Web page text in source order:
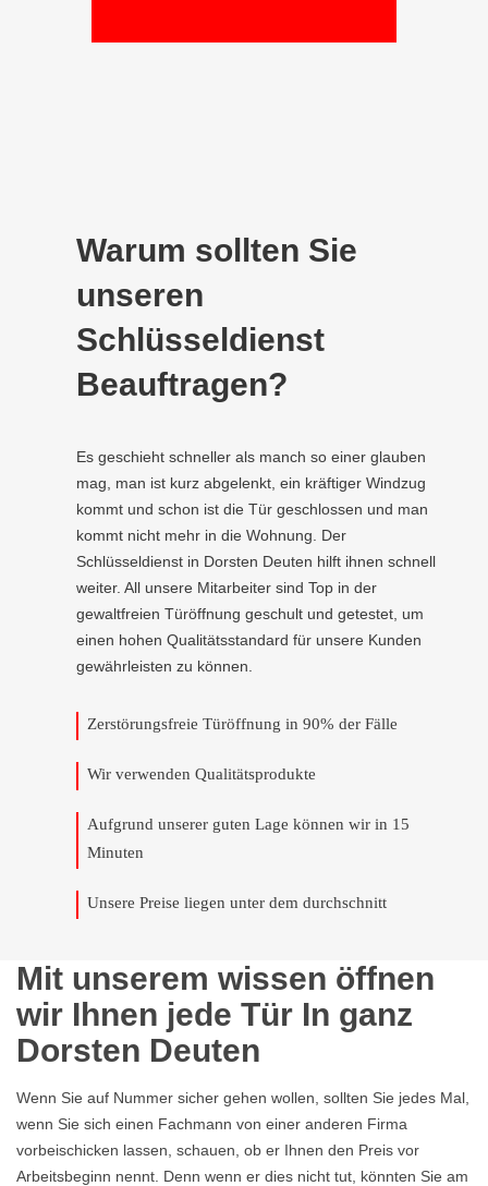
Warum sollten Sie
unseren
Schlüsseldienst
Beauftragen?
Es geschieht schneller als manch so einer glauben
mag, man ist kurz abgelenkt, ein kräftiger Windzug
kommt und schon ist die Tür geschlossen und man
kommt nicht mehr in die Wohnung. Der
Schlüsseldienst in Dorsten Deuten hilft ihnen schnell
weiter. All unsere Mitarbeiter sind Top in der
gewaltfreien Türöffnung geschult und getestet, um
einen hohen Qualitätsstandard für unsere Kunden
gewährleisten zu können.
Zerstörungsfreie Türöffnung in 90% der Fälle
Wir verwenden Qualitätsprodukte
Aufgrund unserer guten Lage können wir in 15
Minuten
Unsere Preise liegen unter dem durchschnitt
Mit unserem wissen öffnen
wir Ihnen jede Tür In ganz
Dorsten Deuten
Wenn Sie auf Nummer sicher gehen wollen, sollten Sie jedes Mal,
wenn Sie sich einen Fachmann von einer anderen Firma
vorbeischicken lassen, schauen, ob er Ihnen den Preis vor
Arbeitsbeginn nennt. Denn wenn er dies nicht tut, könnten Sie am